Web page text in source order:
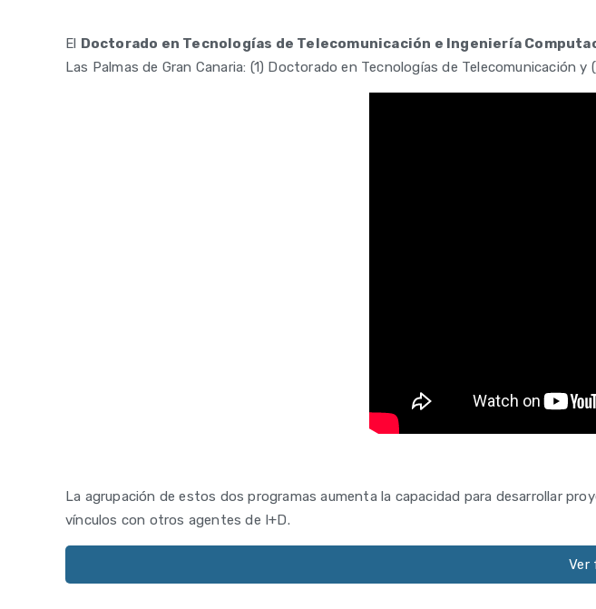
El Doctorado en Tecnologías de Telecomunicación e Ingeniería
Las Palmas de Gran Canaria: (1) Doctorado en Tecnologías de
La agrupación de estos dos programas aumenta la capacidad para desarrollar
vínculos con otros agentes de I+D.
Ver